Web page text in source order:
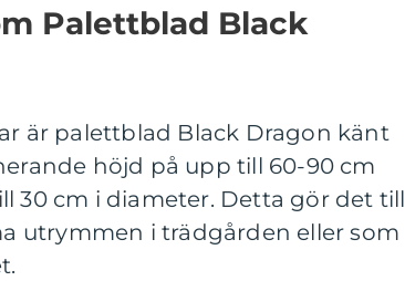
Palettblad Black
är palettblad Black Dragon känt
höjd på upp till 60-90 cm
30 cm i diameter. Detta gör det till
utrymmen i trädgården eller som